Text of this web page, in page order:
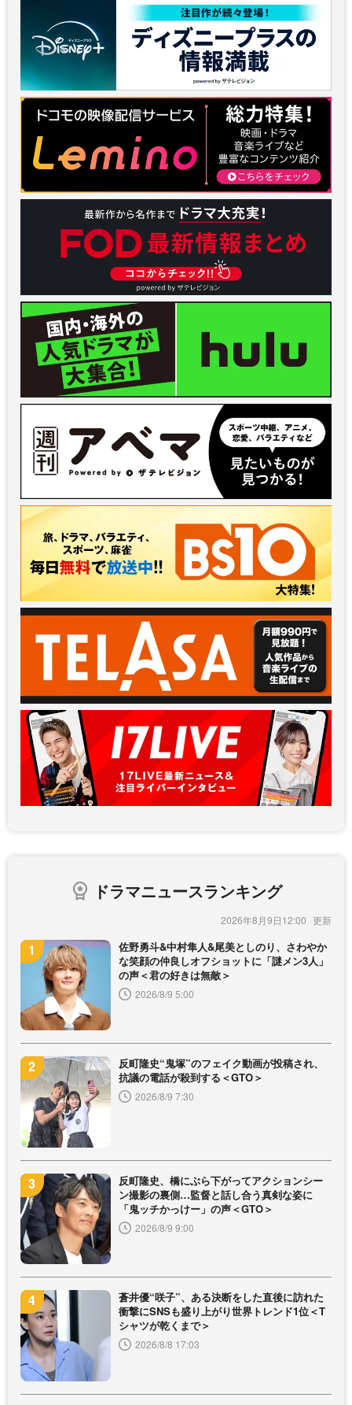
ドラマニュースランキング
2026年8月9日12:00
佐野勇斗&中村隼人&尾美としのり、さわやか
な笑顔の仲良しオフショットに「謎メン3人」
の声＜君の好きは無敵＞
2026/8/9 5:00
反町隆史“鬼塚”のフェイク動画が投稿され、
抗議の電話が殺到する＜GTO＞
2026/8/9 7:30
反町隆史、橋にぶら下がってアクションシー
ン撮影の裏側…監督と話し合う真剣な姿に
「鬼ッチかっけー」の声＜GTO＞
2026/8/9 9:00
蒼井優“咲子”、ある決断をした直後に訪れた
衝撃にSNSも盛り上がり世界トレンド1位＜T
シャツが乾くまで＞
2026/8/8 17:03